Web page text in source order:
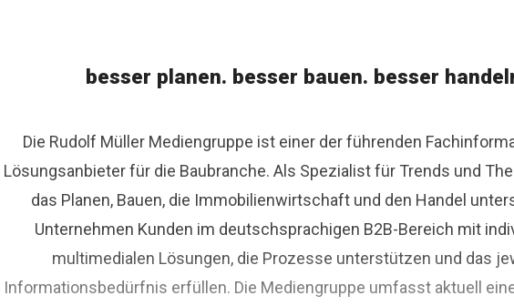
besser planen. besser bauen. besser
Die Rudolf Müller Mediengruppe ist einer der führenden
Lösungsanbieter für die Baubranche. Als Spezialist für Trends und
das Planen, Bauen, die Immobilienwirtschaft und den Handel
Unternehmen Kunden im deutschsprachigen B2B-Bereich mit
multimedialen Lösungen, die Prozesse unterstützen und das
Informationsbedürfnis erfüllen. Die Mediengruppe umfasst aktuell